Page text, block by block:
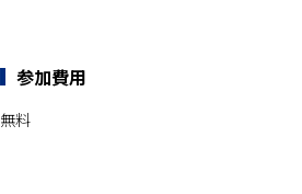
参加費用
無料